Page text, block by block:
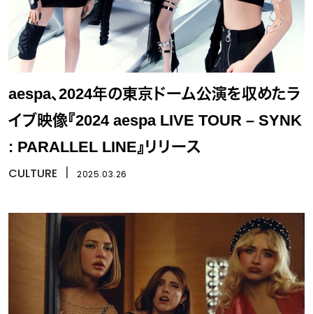
aespa、2024年の東京ドーム公演を収めたラ
イブ映像『2024 aespa LIVE TOUR – SYNK
: PARALLEL LINE』リリース
CULTURE 2025.03.26